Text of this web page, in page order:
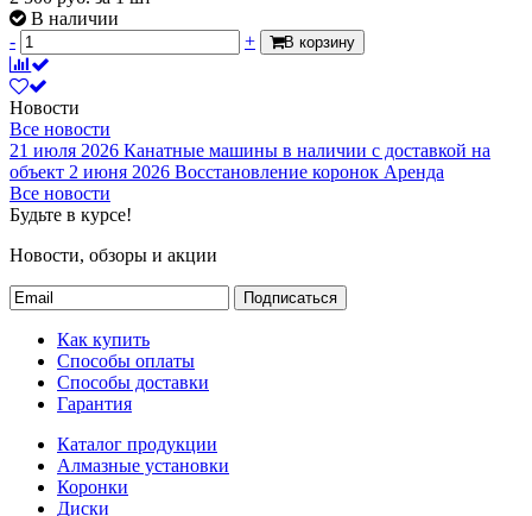
В наличии
-
+ В корзину
Новости
Все новости
21 июля 2026 Канатные машины в наличии с доставкой на
объект 2 июня 2026 Восстановление коронок Аренда
Все новости
Будьте в курсе!
Новости, обзоры и акции
Подписаться
Как купить
Способы оплаты
Способы доставки
Гарантия
Каталог продукции
Алмазные установки
Коронки
Диски